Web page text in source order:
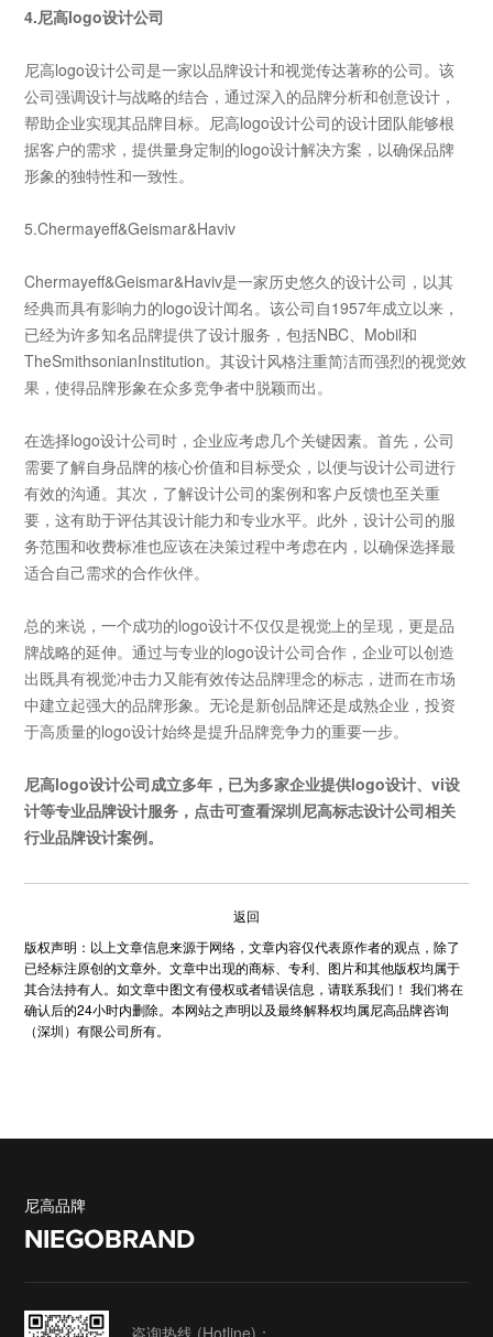
4.尼高logo设计公司
尼高logo设计公司是一家以品牌设计和视觉传达著称的公司。该
公司强调设计与战略的结合，通过深入的品牌分析和创意设计，
帮助企业实现其品牌目标。 尼高logo设计公司的设计团队能够根
据客户的需求，提供量身定制的logo设计解决方案，以确保品牌
形象的独特性和一致性。
5.Chermayeff&Geismar&Haviv
Chermayeff&Geismar&Haviv是一家历史悠久的设计公司，以其
经典而具有影响力的logo设计闻名。该公司自1957年成立以来，
已经为许多知名品牌提供了设计服务，包括NBC、Mobil和
TheSmithsonianInstitution。其设计风格注重简洁而强烈的视觉效
果，使得品牌形象在众多竞争者中脱颖而出。
在选择logo设计公司时，企业应考虑几个关键因素。首先，公司
需要了解自身品牌的核心价值和目标受众，以便与设计公司进行
有效的沟通。其次，了解设计公司的案例和客户反馈也至关重
要，这有助于评估其设计能力和专业水平。此外，设计公司的服
务范围和收费标准也应该在决策过程中考虑在内，以确保选择最
适合自己需求的合作伙伴。
总的来说，一个成功的logo设计不仅仅是视觉上的呈现，更是品
牌战略的延伸。通过与专业的logo设计公司合作，企业可以创造
出既具有视觉冲击力又能有效传达品牌理念的标志，进而在市场
中建立起强大的品牌形象。无论是新创品牌还是成熟企业，投资
于高质量的logo设计始终是提升品牌竞争力的重要一步。
尼高logo设计公司成立多年，已为多家企业提供logo设计、vi设
计等专业品牌设计服务 ，点击可查看深圳尼高标志设计公司相关
行业品牌设计案例。
返回
版权声明：以上文章信息来源于网络，文章内容仅代表原作者的观点，除了
已经标注原创的文章外。文章中出现的商标、专利、图片和其他版权均属于
其合法持有人。如文章中图文有侵权或者错误信息，请联系我们！ 我们将在
确认后的24小时内删除。本网站之声明以及最终解释权均属尼高品牌咨询
（深圳）有限公司所有。
尼高品牌
NIEGOBRAND